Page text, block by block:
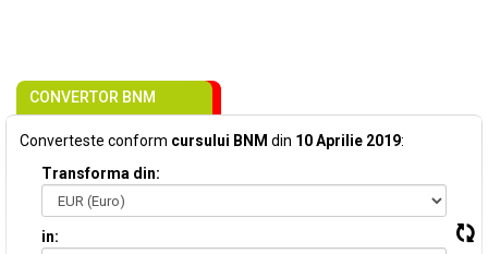
CONVERTOR BNM
Converteste conform cursului BNM din 10 Aprilie 2019:
Transforma din:
in: